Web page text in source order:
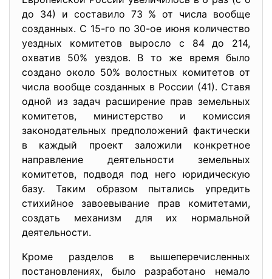
до 34) и составило 73 % от числа вообще
созданных. С 15-го по 30-ое июня количество
уездных комитетов выросло с 84 до 214,
охватив 50% уездов. В то же время было
создано около 50% волостных комитетов от
числа вообще созданных в России (41). Ставя
одной из задач расширение прав земельных
комитетов, министерство и комиссия
законодательных предположений фактически
в каждый проект заложили конкретное
направление деятельности земельных
комитетов, подводя под него юридическую
базу. Таким образом пытались упредить
стихийное завоевывание прав комитетами,
создать механизм для их нормальной
деятельности.
Кроме разделов в вышеперечисленных
постановлениях, было разработано немало